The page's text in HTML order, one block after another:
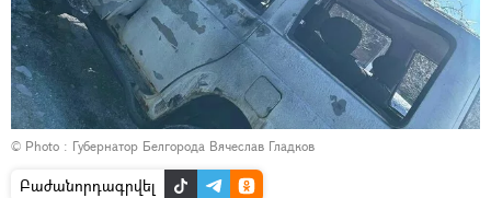
© Photo : Губернатор Белгорода Вячеслав Гладков
Բաժանորդագրվել